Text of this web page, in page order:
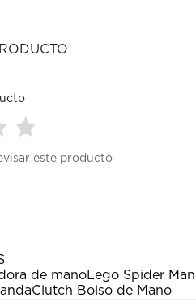
para
Esta
acción
abrirá
este producto
de manoLego Spider Man
Clutch Bolso de Mano